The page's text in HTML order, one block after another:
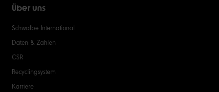
Über uns
Schwalbe International
Daten & Zahlen
CSR
Recyclingsystem
Karriere